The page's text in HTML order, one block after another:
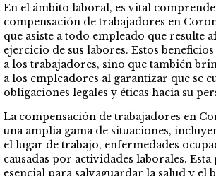
En el ámbito laboral, es vital
compensación de trabajadores en
que asiste a todo empleado que resulte
ejercicio de sus labores. Estos
a los trabajadores, sino que también
a los empleadores al garantizar que se
obligaciones legales y éticas hacia su
La compensación de trabajadores en
una amplia gama de situaciones,
el lugar de trabajo, enfermedades
causadas por actividades laborales.
esencial para salvaguardar la salud y el